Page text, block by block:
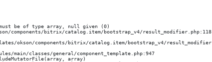
be of type array, null given (0)
components/bitrix/catalog.item/bootstrap_v4/result_modifier.php:118
array)